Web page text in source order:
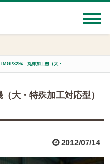
丸棒加工機（大・特殊加工対応型）_R
大・特殊加工対応型）
2012/07/14